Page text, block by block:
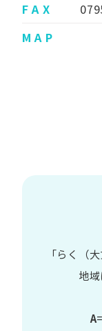
F A X
M A P
「らく​（
地
A